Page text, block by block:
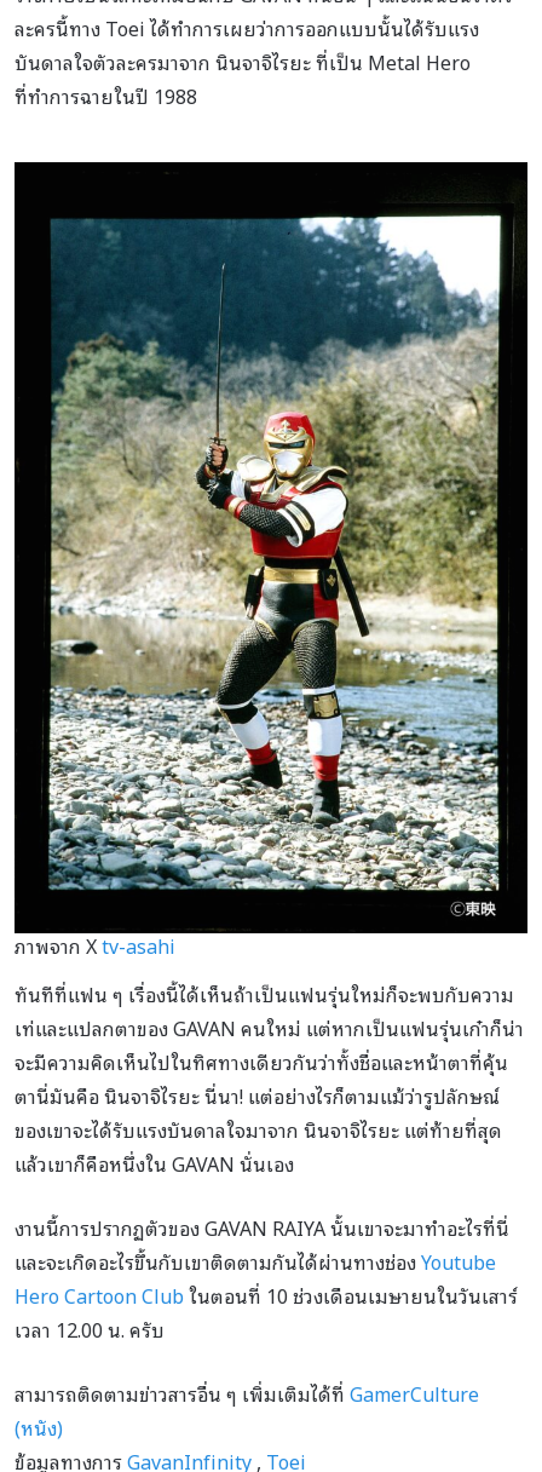
ละครนี้ทาง Toei ได้ทำการเผยว่าการออกแบบนั้นได้รับแรง
บันดาลใจตัวละครมาจาก นินจาจิไรยะ ที่เป็น Metal Hero
ที่ทำการฉายในปี 1988
ภาพจาก Xtv-asahi
ทันทีที่แฟน ๆ เรื่องนี้ได้เห็นถ้าเป็นแฟนรุ่นใหม่ก็จะพบกับความ
เท่และแปลกตาของ GAVAN คนใหม่ แต่หากเป็นแฟนรุ่นเก๋าก็น่า
จะมีความคิดเห็นไปในทิศทางเดียวกันว่าทั้งชื่อและหน้าตาที่คุ้น
ตานี่มันคือ นินจาจิไรยะ นี่นา! แต่อย่างไรก็ตามแม้ว่ารูปลักษณ์
ของเขาจะได้รับแรงบันดาลใจมาจาก นินจาจิไรยะ แต่ท้ายที่สุด
แล้วเขาก็คือหนึ่งใน GAVAN นั่นเอง
งานนี้การปรากฏตัวของ GAVAN RAIYA นั้นเขาจะมาทำอะไรที่นี่
และจะเกิดอะไรขึ้นกับเขาติดตามกันได้ผ่านทางช่องYoutube
Hero Cartoon Clubในตอนที่ 10 ช่วงเดือนเมษายนในวันเสาร์
เวลา 12.00 น. ครับ
สามารถติดตามข่าวสารอื่น ๆ เพิ่มเติมได้ที่GamerCulture
(หนัง)
ข้อมูลทางการGavanInfinity, Toei